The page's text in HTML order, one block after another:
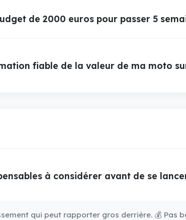
de 2000 euros pour passer 5
fiable de la valeur de ma moto
à considérer avant de se
qui peut rapporter gros derrière. 💰 Pas